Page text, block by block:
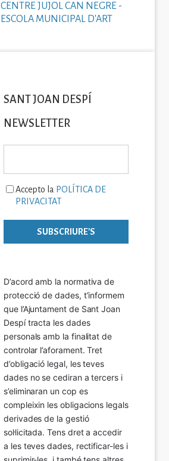
CENTRE JUJOL CAN NEGRE -
ESCOLA MUNICIPAL D'ART
SANT JOAN DESPÍ
NEWSLETTER
Accepto la POLÍTICA DE
PRIVACITAT
D’acord amb la normativa de
protecció de dades, t’informem
que l’Ajuntament de Sant Joan
Despí tracta les dades
personals amb la finalitat de
controlar l’aforament. Tret
d’obligació legal, les teves
dades no se cediran a tercers i
s’eliminaran un cop es
compleixin les obligacions legals
derivades de la gestió
sol·licitada. Tens dret a accedir
a les teves dades, rectificar-les i